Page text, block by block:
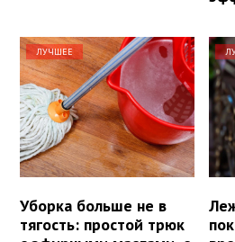
ЛУЧШЕЕ
Уборка больше не в
тягость: простой трюк